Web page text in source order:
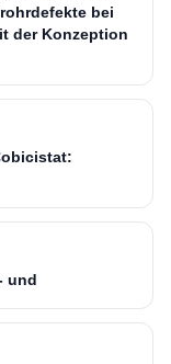
bei
der Konzeption
und